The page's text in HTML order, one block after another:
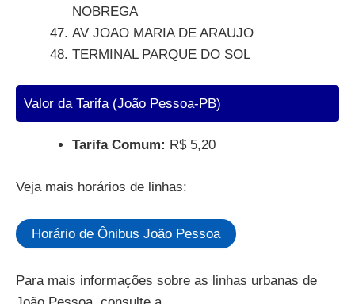
NOBREGA
AV JOAO MARIA DE ARAUJO
TERMINAL PARQUE DO SOL
Valor da Tarifa (João Pessoa-PB)
Tarifa Comum: R$ 5,20
Veja mais horários de linhas:
Horário de Ônibus João Pessoa
Para mais informações sobre as linhas urbanas de